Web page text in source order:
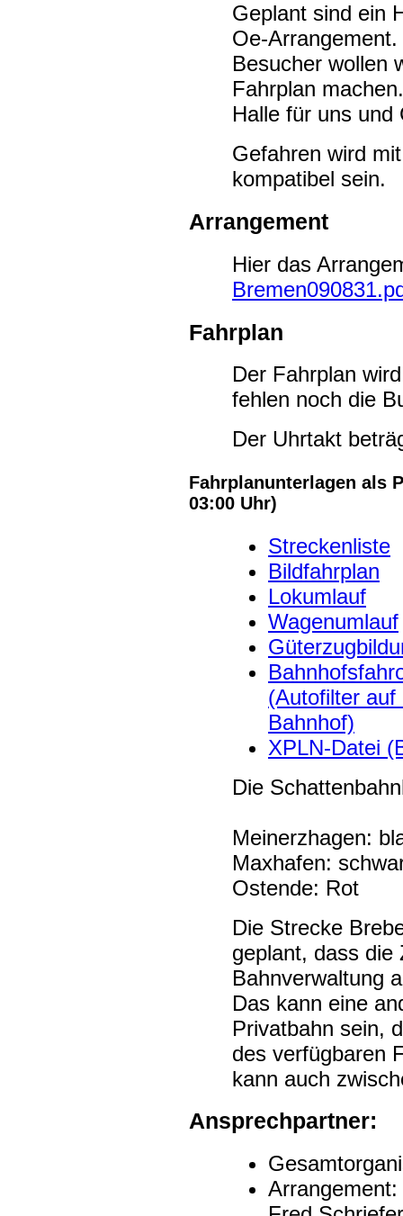
Geplant sind ein
Oe-
Besucher wollen
Fahrplan
Halle für uns und
Gefahren wird
kompatibel sein.
Arrangement
Hier das
Fahrplan
Der Fahrplan
fehlen noch die
Der Uhrtakt
Fahrplanunterlagen als
03:00 Uhr)
Streckenliste
Bildfahrplan
Lokumlauf
Wagenumlauf
(Autofilter auf
Bahnhof)
XPLN-Datei
Die
Meinerzhagen:
Maxhafen:
Ostende: Rot
Die Strecke
geplant, dass die
Bahnverwaltung
Das kann eine
Privatbahn sein,
des verfügbaren
kann auch
Ansprechpartner: